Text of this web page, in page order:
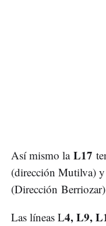
Así mismo laL17
(dirección Mutilva)
(Dirección
Las líneas L4, L9,